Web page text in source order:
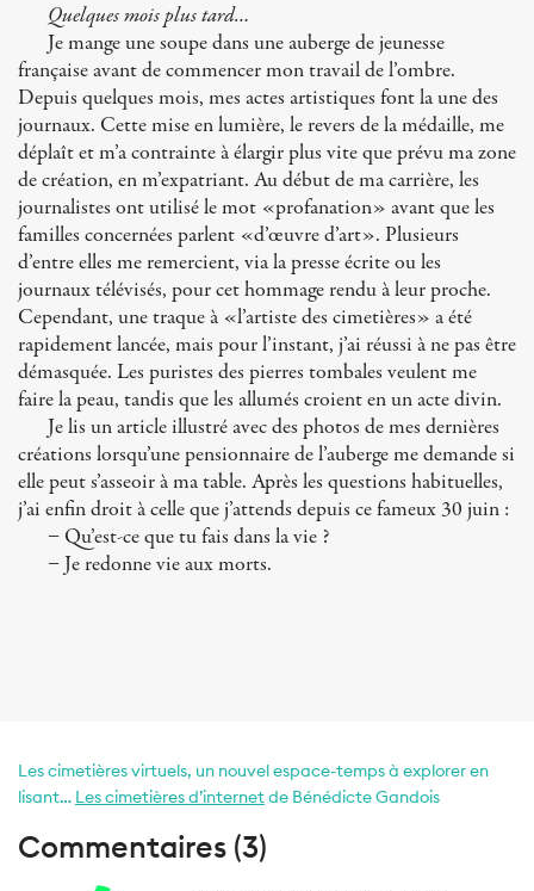
Quelques mois plus tard…
Je mange une soupe dans une auberge de jeunesse
française avant de commencer mon travail de l’ombre.
Depuis quelques mois, mes actes artistiques font la une des
journaux. Cette mise en lumière, le revers de la médaille, me
déplaît et m’a contrainte à élargir plus vite que prévu ma zone
de création, en m’expatriant. Au début de ma carrière, les
journalistes ont utilisé le mot «profanation» avant que les
familles concernées parlent «d’œuvre d’art». Plusieurs
d’entre elles me remercient, via la presse écrite ou les
journaux télévisés, pour cet hommage rendu à leur proche.
Cependant, une traque à «l’artiste des cimetières» a été
rapidement lancée, mais pour l’instant, j’ai réussi à ne pas être
démasquée. Les puristes des pierres tombales veulent me
faire la peau, tandis que les allumés croient en un acte divin.
Je lis un article illustré avec des photos de mes dernières
créations lorsqu’une pensionnaire de l’auberge me demande si
elle peut s’asseoir à ma table. Après les questions habituelles,
j’ai enfin droit à celle que j’attends depuis ce fameux 30 juin :
− Qu’est-ce que tu fais dans la vie ?
− Je redonne vie aux morts.
Les cimetières virtuels, un nouvel espace-temps à explorer en
lisant… Les cimetières d’internetde Bénédicte Gandois
Commentaires (3)